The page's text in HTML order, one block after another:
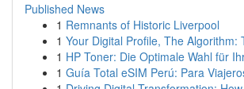
Published News
1 Remnants of Historic Liverpool
1 Your Digital Profile, The Algorithm:
1 HP Toner: Die Optimale Wahl für
1 Guía Total eSIM Perú: Para